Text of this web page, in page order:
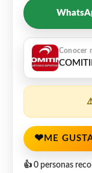
❤ ME
👍 0 personas